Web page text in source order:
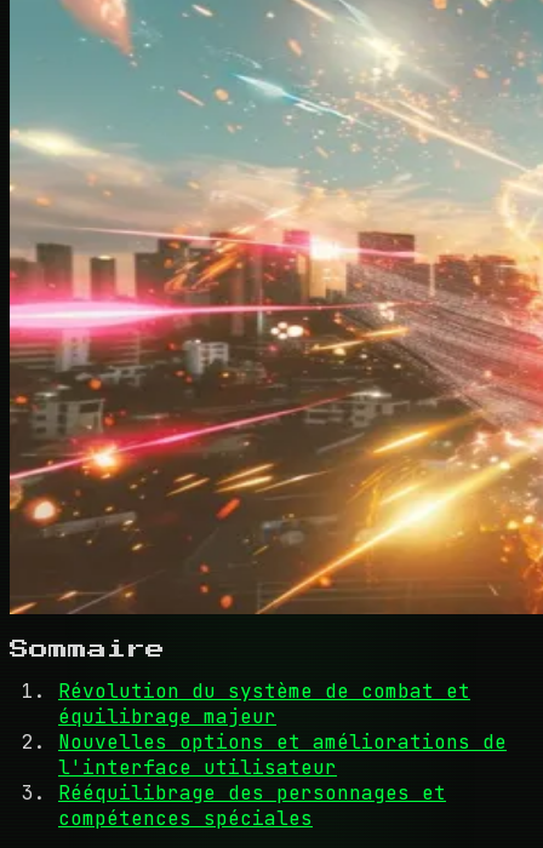
Sommaire
Révolution du système de combat et
équilibrage majeur
Nouvelles options et améliorations de
l'interface utilisateur
Rééquilibrage des personnages et
compétences spéciales